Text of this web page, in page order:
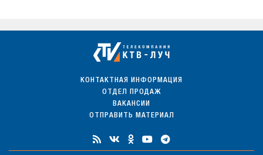
КОНТАКТНАЯ ИНФОРМАЦИЯ
ОТДЕЛ ПРОДАЖ
ВАКАНСИИ
ОТПРАВИТЬ МАТЕРИАЛ